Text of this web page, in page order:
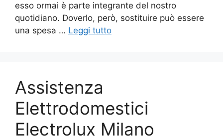
esso ormai è parte integrante del nostro
quotidiano. Doverlo, però, sostituire può essere
una spesa … Leggi tutto
Assistenza
Elettrodomestici
Electrolux Milano